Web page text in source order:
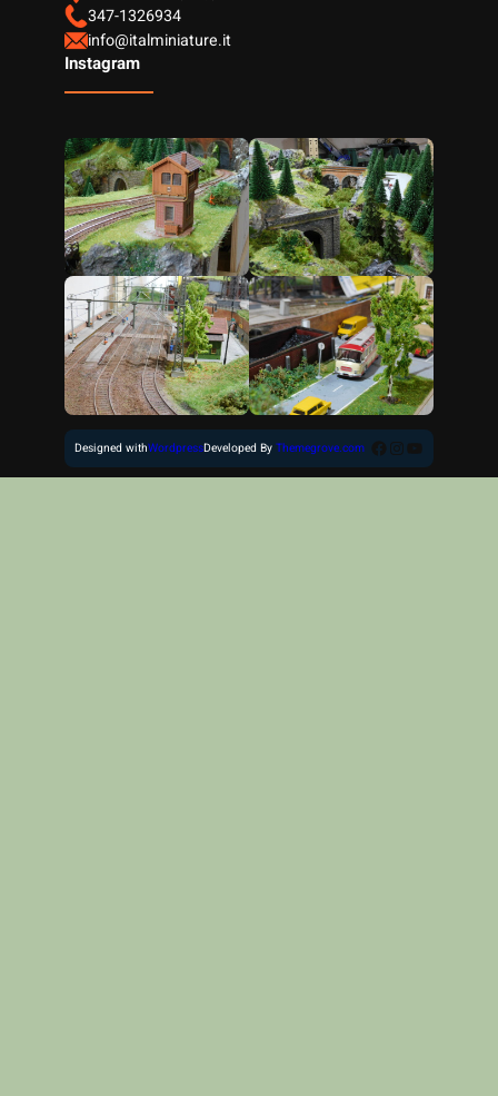
347-1326934
info@italminiature.it
Instagram
Designed withWordpressDeveloped ByThemegrove.com Facebook Instagram YouTube